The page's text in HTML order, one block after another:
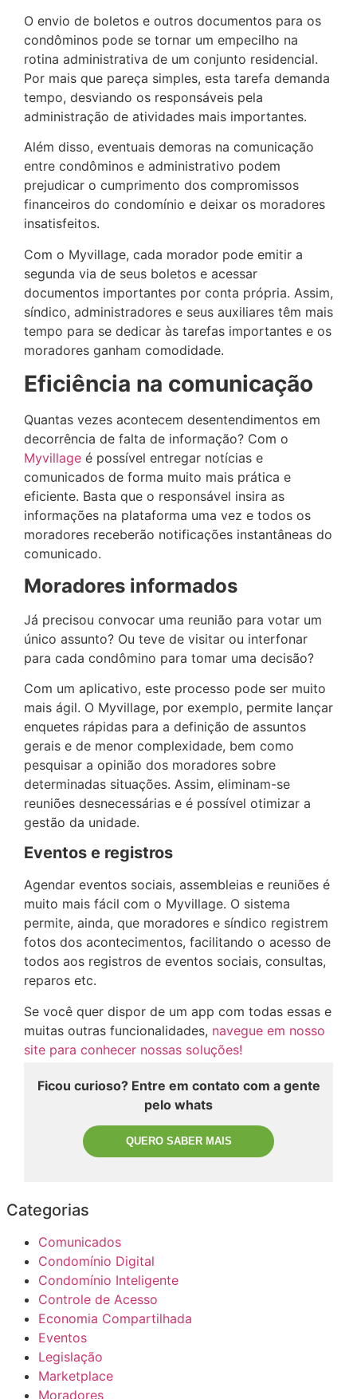
O envio de boletos e outros documentos para os
condôminos pode se tornar um empecilho na
rotina administrativa de um conjunto residencial.
Por mais que pareça simples, esta tarefa demanda
tempo, desviando os responsáveis pela
administração de atividades mais importantes.
Além disso, eventuais demoras na comunicação
entre condôminos e administrativo podem
prejudicar o cumprimento dos compromissos
financeiros do condomínio e deixar os moradores
insatisfeitos.
Com o Myvillage, cada morador pode emitir a
segunda via de seus boletos e acessar
documentos importantes por conta própria. Assim,
síndico, administradores e seus auxiliares têm mais
tempo para se dedicar às tarefas importantes e os
moradores ganham comodidade.
Eficiência na comunicação
Quantas vezes acontecem desentendimentos em
decorrência de falta de informação? Com o
Myvillage é possível entregar notícias e
comunicados de forma muito mais prática e
eficiente. Basta que o responsável insira as
informações na plataforma uma vez e todos os
moradores receberão notificações instantâneas do
comunicado.
Moradores informados
Já precisou convocar uma reunião para votar um
único assunto? Ou teve de visitar ou interfonar
para cada condômino para tomar uma decisão?
Com um aplicativo, este processo pode ser muito
mais ágil. O Myvillage, por exemplo, permite lançar
enquetes rápidas para a definição de assuntos
gerais e de menor complexidade, bem como
pesquisar a opinião dos moradores sobre
determinadas situações. Assim, eliminam-se
reuniões desnecessárias e é possível otimizar a
gestão da unidade.
Eventos e registros
Agendar eventos sociais, assembleias e reuniões é
muito mais fácil com o Myvillage. O sistema
permite, ainda, que moradores e síndico registrem
fotos dos acontecimentos, facilitando o acesso de
todos aos registros de eventos sociais, consultas,
reparos etc.
Se você quer dispor de um app com todas essas e
muitas outras funcionalidades, navegue em nosso
site para conhecer nossas soluções!
Ficou curioso? Entre em contato com a gente
pelo whats
QUERO SABER MAIS
Categorias
Comunicados
Condomínio Digital
Condomínio Inteligente
Controle de Acesso
Economia Compartilhada
Eventos
Legislação
Marketplace
Moradores